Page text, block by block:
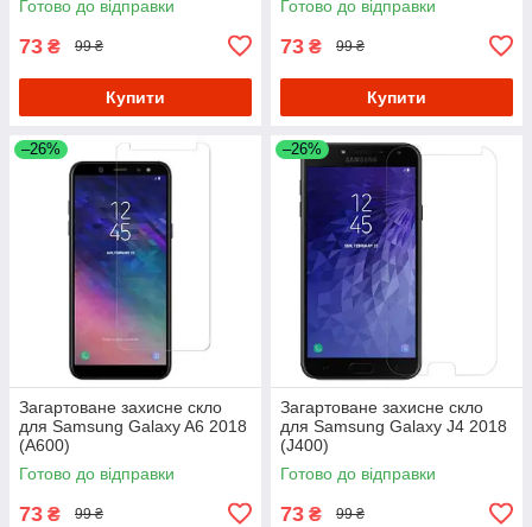
Готово до відправки
73 ₴ 99 ₴
Купити
Готово до відправки
73 ₴ 99 ₴
Купити
–26%
Загартоване захисне скло
для Samsung Galaxy A6 2018
(A600)
Готово до відправки
73 ₴ 99 ₴
–26%
Загартоване захисне скло
для Samsung Galaxy J4 2018
(J400)
Готово до відправки
73 ₴ 99 ₴